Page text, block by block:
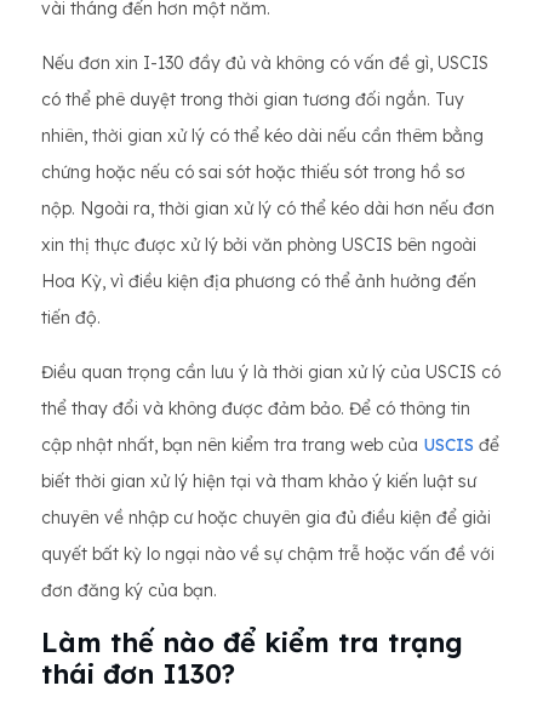
vài tháng đến hơn một năm.
Nếu đơn xin I-130 đầy đủ và không có vấn đề gì, USCIS
có thể phê duyệt trong thời gian tương đối ngắn. Tuy
nhiên, thời gian xử lý có thể kéo dài nếu cần thêm bằng
chứng hoặc nếu có sai sót hoặc thiếu sót trong hồ sơ
nộp. Ngoài ra, thời gian xử lý có thể kéo dài hơn nếu đơn
xin thị thực được xử lý bởi văn phòng USCIS bên ngoài
Hoa Kỳ, vì điều kiện địa phương có thể ảnh hưởng đến
tiến độ.
Điều quan trọng cần lưu ý là thời gian xử lý của USCIS có
thể thay đổi và không được đảm bảo. Để có thông tin
cập nhật nhất, bạn nên kiểm tra trang web của USCIS để
biết thời gian xử lý hiện tại và tham khảo ý kiến ​​luật sư
chuyên về nhập cư hoặc chuyên gia đủ điều kiện để giải
quyết bất kỳ lo ngại nào về sự chậm trễ hoặc vấn đề với
đơn đăng ký của bạn.
Làm thế nào để kiểm tra trạng
thái đơn I130?